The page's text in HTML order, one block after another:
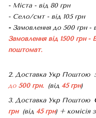
- Міста - від 80 грн
- Село/смт - від 105 грн
-Замовлення до 500 грн -
Замовлення від 1500
поштомат.
2. Доставка Укр Поштою
до 500 грн. (від 45 грн)
3. Доставка Укр Поштою
грн (від 45 грн) + комісія